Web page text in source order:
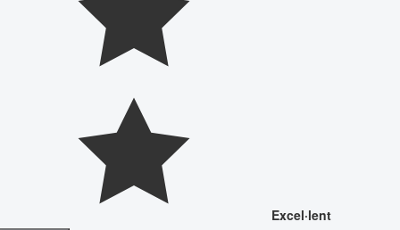
Excel·lent